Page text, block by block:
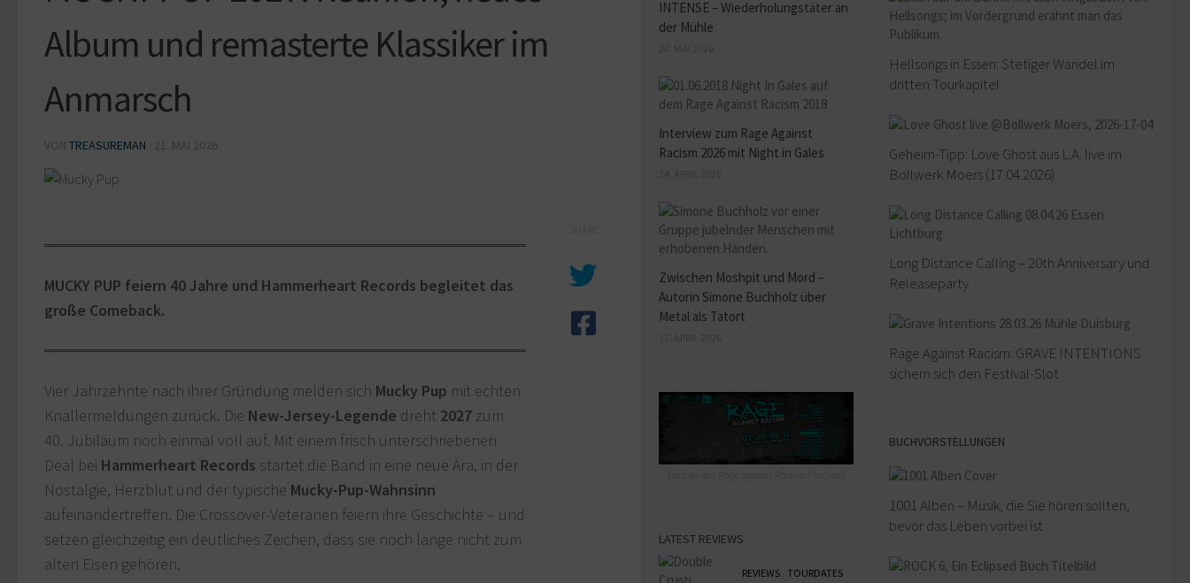
Album und remasterte Klassiker im
Anmarsch
VON TREASUREMAN 21. MAI 2026
MUCKY PUP feiern 40 Jahre und Hammerheart Records begleitet das
große Comeback.
Vier Jahrzehnte nach ihrer Gründung melden sich Mucky Pup mit echten
Knallermeldungen zurück. Die New-Jersey-Legende dreht 2027 zum
40. Jubiläum noch einmal voll auf. Mit einem frisch unterschriebenen
Deal bei Hammerheart Records startet die Band in eine neue Ära, in der
Nostalgie, Herzblut und der typische Mucky-Pup-Wahnsinn
aufeinandertreffen. Die Crossover-Veteranen feiern ihre Geschichte – und
setzen gleichzeitig ein deutliches Zeichen, dass sie noch lange nicht zum
alten Eisen gehören.
Hellsongs in Essen: Stetiger Wandel im
dritten Tourkapitel
Geheim-Tipp: Love Ghost aus L.A. live im
Bollwerk Moers (17.04.2026)
Long Distance Calling – 20th Anniversary und
Releaseparty
Rage Against Racism: GRAVE INTENTIONS
sichern sich den Festival-Slot
BUCHVORSTELLUNGEN
1001 Alben – Musik, die Sie hören sollten,
bevor das Leben vorbei ist
INTENSE – Wiederholungstäter an
der Mühle
Interview zum Rage Against
Racism 2026 mit Night in Gales
Zwischen Moshpit und Mord –
Autorin Simone Buchholz über
Metal als Tatort
LATEST REVIEWS
REVIEWS TOURDATES